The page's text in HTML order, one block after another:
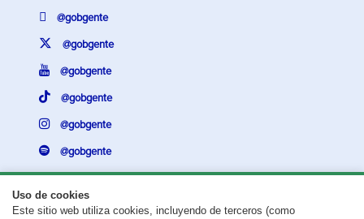
Uso de cookies
Este sitio web utiliza cookies, incluyendo de terceros (como
@gobgente
@gobgente
@gobgente
@gobgente
@gobgente
@gobgente
¿Existe algún problema con esta página?Repórtalo aquí.